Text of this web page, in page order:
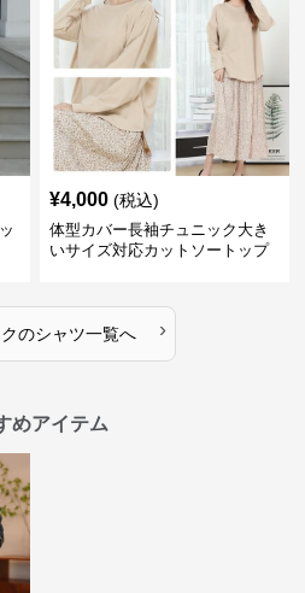
¥4,000 (税込)
体型カバー長袖チュニック大き
いサイズ対応カットソートップ
のシャツ一覧へ ›
めアイテム